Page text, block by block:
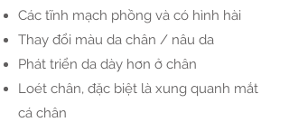
Các tĩnh mạch phồng và có hình hài
Thay đổi màu da chân / nâu da
Phát triển da dày hơn ở chân
Loét chân, đặc biệt là xung quanh mắt
cá chân